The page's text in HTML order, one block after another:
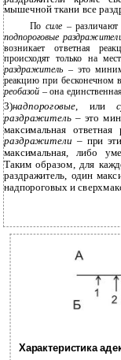
мышечной ткани все
По силе –
подпороговые
возникает ответная
происходят только на
раздражитель – это
реакцию при бесконечном
реобазой – она
3)надпороговые, или
раздражитель– это
максимальная
раздражители – при
максимальная, либо
Таким образом, для
раздражитель, один
надпороговых и
Характеристика